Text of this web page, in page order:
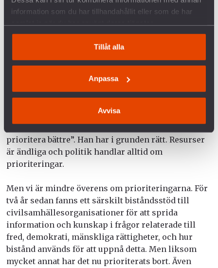
information som du har tillhandahållit eller som de har
Tillåt alla
Anpassa
Avvisa
med USA (DCA), som innebär en ökad och mer
baser i andra länder också orsakat omfattande
fall avsiktlig nedgrävning eller utsläpp av giftiga
debattartikel i DN nyligen att “våra generösa
biståndsmedel är en ändlig resurs och vi behöver
prioritera bättre”. Han har i grunden rätt. Resurser
är ändliga och politik handlar alltid om
prioriteringar.
Men vi är mindre överens om prioriteringarna. För
två år sedan fanns ett särskilt biståndsstöd till
civilsamhällesorganisationer för att sprida
information och kunskap i frågor relaterade till
fred, demokrati, mänskliga rättigheter, och hur
bistånd används för att uppnå detta. Men liksom
mycket annat har det nu prioriterats bort. Även